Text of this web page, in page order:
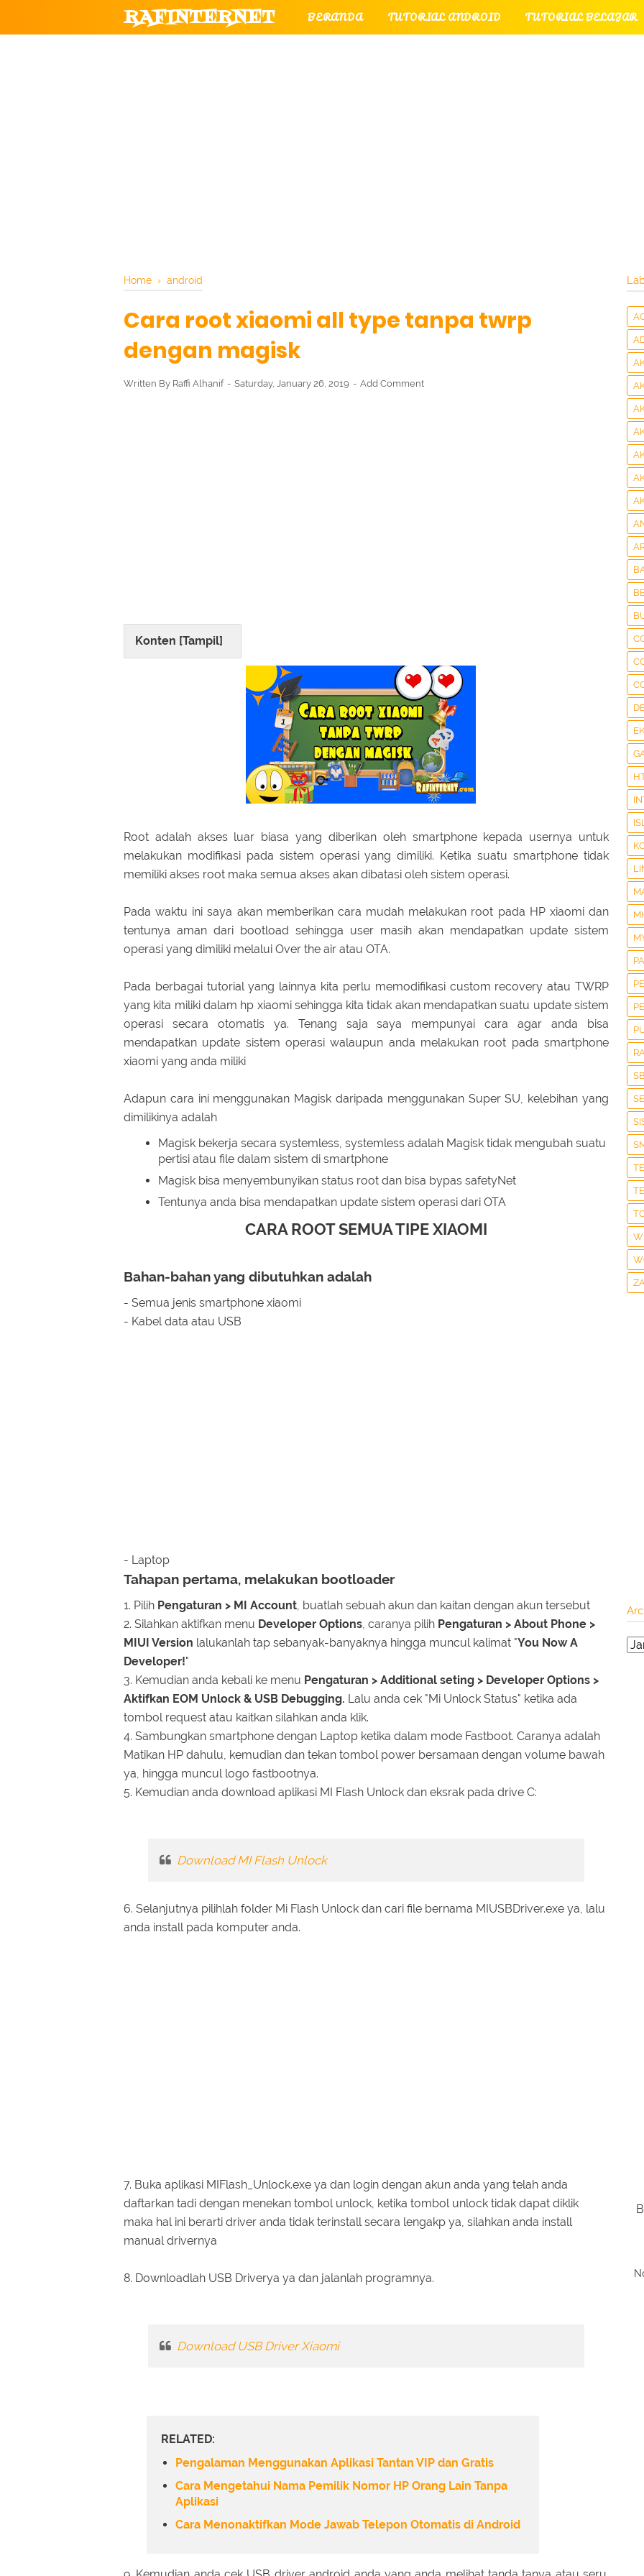
RAFINTERNET BERANDA TUTORIAL ANDROID TUTORIAL BELAJAR
Home › android
Cara root xiaomi all type tanpa twrp
dengan magisk
Written By Raffi Alhanif Saturday, January 26, 2019 Add Comment
Konten [Tampil]
Root adalah akses luar biasa yang diberikan oleh smartphone kepada usernya untuk
melakukan modifikasi pada sistem operasi yang dimiliki. Ketika suatu smartphone tidak
memiliki akses root maka semua akses akan dibatasi oleh sistem operasi.
Pada waktu ini saya akan memberikan cara mudah melakukan root pada HP xiaomi dan
tentunya aman dari bootload sehingga user masih akan mendapatkan update sistem
operasi yang dimiliki melalui Over the air atau OTA.
Pada berbagai tutorial yang lainnya kita perlu memodifikasi custom recovery atau TWRP
yang kita miliki dalam hp xiaomi sehingga kita tidak akan mendapatkan suatu update sistem
operasi secara otomatis ya. Tenang saja saya mempunyai cara agar anda bisa
mendapatkan update sistem operasi walaupun anda melakukan root pada smartphone
xiaomi yang anda miliki
Adapun cara ini menggunakan Magisk daripada menggunakan Super SU, kelebihan yang
dimilikinya adalah
Magisk bekerja secara systemless, systemless adalah Magisk tidak mengubah suatu
pertisi atau file dalam sistem di smartphone
Magisk bisa menyembunyikan status root dan bisa bypas safetyNet
Tentunya anda bisa mendapatkan update sistem operasi dari OTA
CARA ROOT SEMUA TIPE XIAOMI
Bahan-bahan yang dibutuhkan adalah
- Semua jenis smartphone xiaomi
- Kabel data atau USB
- Laptop
Tahapan pertama, melakukan bootloader
1. Pilih Pengaturan > MI Account, buatlah sebuah akun dan kaitan dengan akun tersebut
2. Silahkan aktifkan menu Developer Options, caranya pilih Pengaturan > About Phone >
MIUI Version lalukanlah tap sebanyak-banyaknya hingga muncul kalimat "You Now A
Developer!"
3. Kemudian anda kebali ke menu Pengaturan > Additional seting > Developer Options >
Aktifkan EOM Unlock & USB Debugging. Lalu anda cek "Mi Unlock Status" ketika ada
tombol request atau kaitkan silahkan anda klik.
4. Sambungkan smartphone dengan Laptop ketika dalam mode Fastboot. Caranya adalah
Matikan HP dahulu, kemudian dan tekan tombol power bersamaan dengan volume bawah
ya, hingga muncul logo fastbootnya.
5. Kemudian anda download aplikasi MI Flash Unlock dan eksrak pada drive C:
Download MI Flash Unlock
6. Selanjutnya pilihlah folder Mi Flash Unlock dan cari file bernama MIUSBDriver.exe ya, lalu
anda install pada komputer anda.
7. Buka aplikasi MIFlash_Unlock.exe ya dan login dengan akun anda yang telah anda
daftarkan tadi dengan menekan tombol unlock, ketika tombol unlock tidak dapat diklik
maka hal ini berarti driver anda tidak terinstall secara lengakp ya, silahkan anda install
manual drivernya
8. Downloadlah USB Driverya ya dan jalanlah programnya.
Download USB Driver Xiaomi
RELATED:
Pengalaman Menggunakan Aplikasi Tantan VIP dan Gratis
Cara Mengetahui Nama Pemilik Nomor HP Orang Lain Tanpa
Aplikasi
Cara Menonaktifkan Mode Jawab Telepon Otomatis di Android